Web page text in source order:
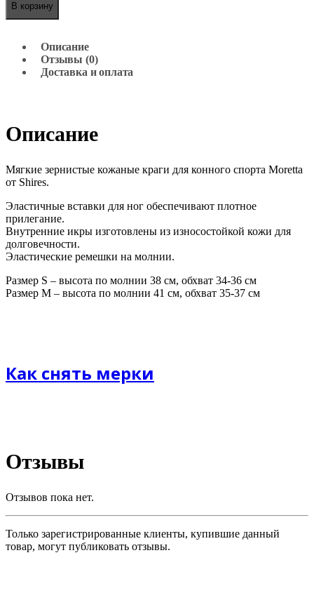
В корзину
Описание
Отзывы (0)
Доставка и оплата
Описание
Мягкие зернистые кожаные краги для конного спорта Moretta
от Shires.
Эластичные вставки для ног обеспечивают плотное
прилегание.
Внутренние икры изготовлены из износостойкой кожи для
долговечности.
Эластические ремешки на молнии.
Размер S – высота по молнии 38 см, обхват 34-36 см
Размер M – высота по молнии 41 см, обхват 35-37 см
Как снять мерки
Отзывы
Отзывов пока нет.
Только зарегистрированные клиенты, купившие данный
товар, могут публиковать отзывы.